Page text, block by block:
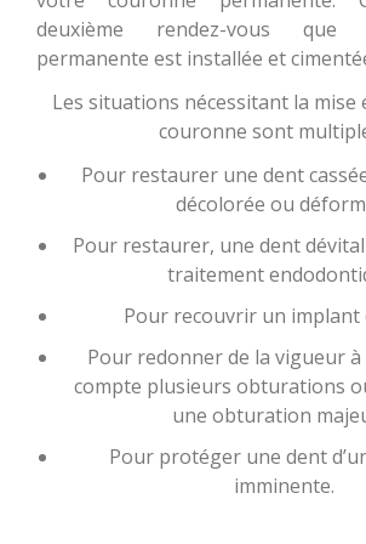
deuxième rendez-vous
permanente est installée et
Les situations nécessitant la mise
couronne sont
Pour restaurer une dent
décolorée ou
Pour restaurer, une dent
traitement
Pour recouvrir un implant
Pour redonner de la vigueur
compte plusieurs obturations
une obturation
Pour protéger une dent
imminente.